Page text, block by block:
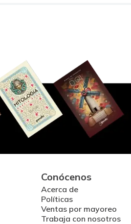
Conócenos
Acerca de
Políticas
Ventas por mayoreo
Trabaja con nosotros